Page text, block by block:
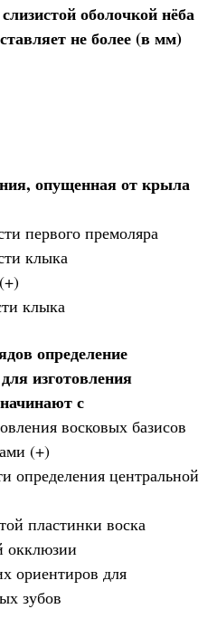
оболочкой нёба
не более (в мм)
опущенная от крыла
первого премоляра
клыка
клыка
определение
изготовления
с
восковых базисов
(+)
определения центральной
пластинки воска
окклюзии
ориентиров для
зубов